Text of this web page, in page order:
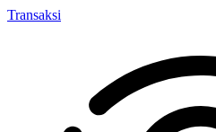
Transaksi